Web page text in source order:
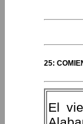
25:
El